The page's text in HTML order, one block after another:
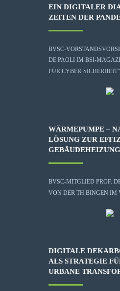
EIN DIGITALER
ZEITEN DER
BVSC-
DE PAOLI IM BSI-
FÜR CYBER-
WÄRMEPUMPE –
LÖSUNG ZUR
BVSC-MITGLIED PROF.
VON DER TH BINGEN
DIGITALE
ALS STRATEGIE
URBANE